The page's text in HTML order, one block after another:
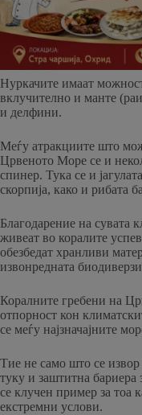
Нуркачите имаат
вклучително и манте
и делфини.
Меѓу атракциите што
Црвеното Море се и
спинер. Тука се и
скорпија, како и рибата
Благодарение на сувата
живеат во коралите
обезбедат хранливи
извонредната
Коралните гребени на
отпорност кон
се меѓу најзначајните
Тие не само што се
туку и заштитна бариера
се клучен пример за тоа
екстремни услови.